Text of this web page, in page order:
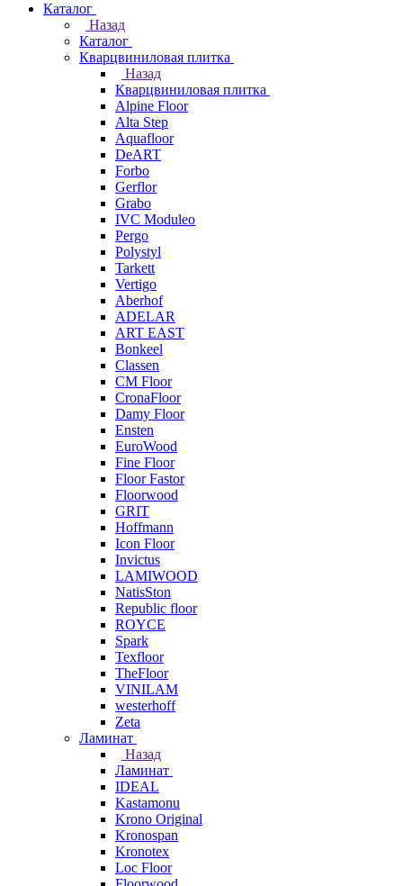
Каталог
Назад
Каталог
Кварцвиниловая плитка
Назад
Кварцвиниловая плитка
Alpine Floor
Alta Step
Aquafloor
DeART
Forbo
Gerflor
Grabo
IVC Moduleo
Pergo
Polystyl
Tarkett
Vertigo
Aberhof
ADELAR
ART EAST
Bonkeel
Classen
CM Floor
CronaFloor
Damy Floor
Ensten
EuroWood
Fine Floor
Floor Fastor
Floorwood
GRIT
Hoffmann
Icon Floor
Invictus
LAMIWOOD
NatisSton
Republic floor
ROYCE
Spark
Texfloor
TheFloor
VINILAM
westerhoff
Zeta
Ламинат
Назад
Ламинат
IDEAL
Kastamonu
Krono Original
Kronospan
Kronotex
Loc Floor